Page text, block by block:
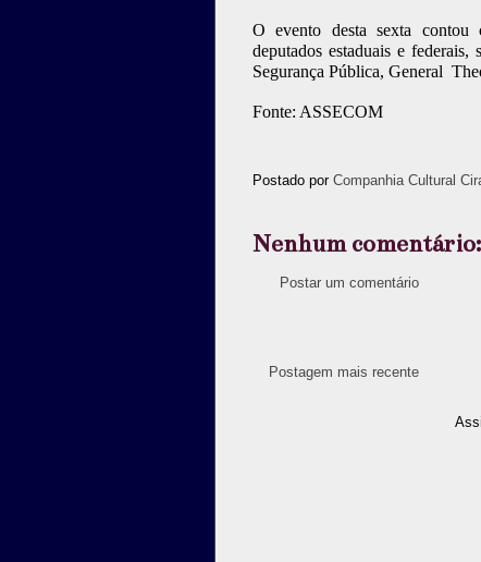
O evento desta sexta contou
deputados estaduais e
Segurança Pública, General
Fonte: ASSECOM
Postado por Companhia Cultural
Nenhum comentário:
Postar um comentário
Postagem mais recente